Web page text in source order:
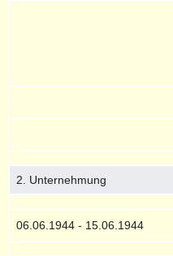
2. Unternehmung
06.06.1944 - 15.06.1944